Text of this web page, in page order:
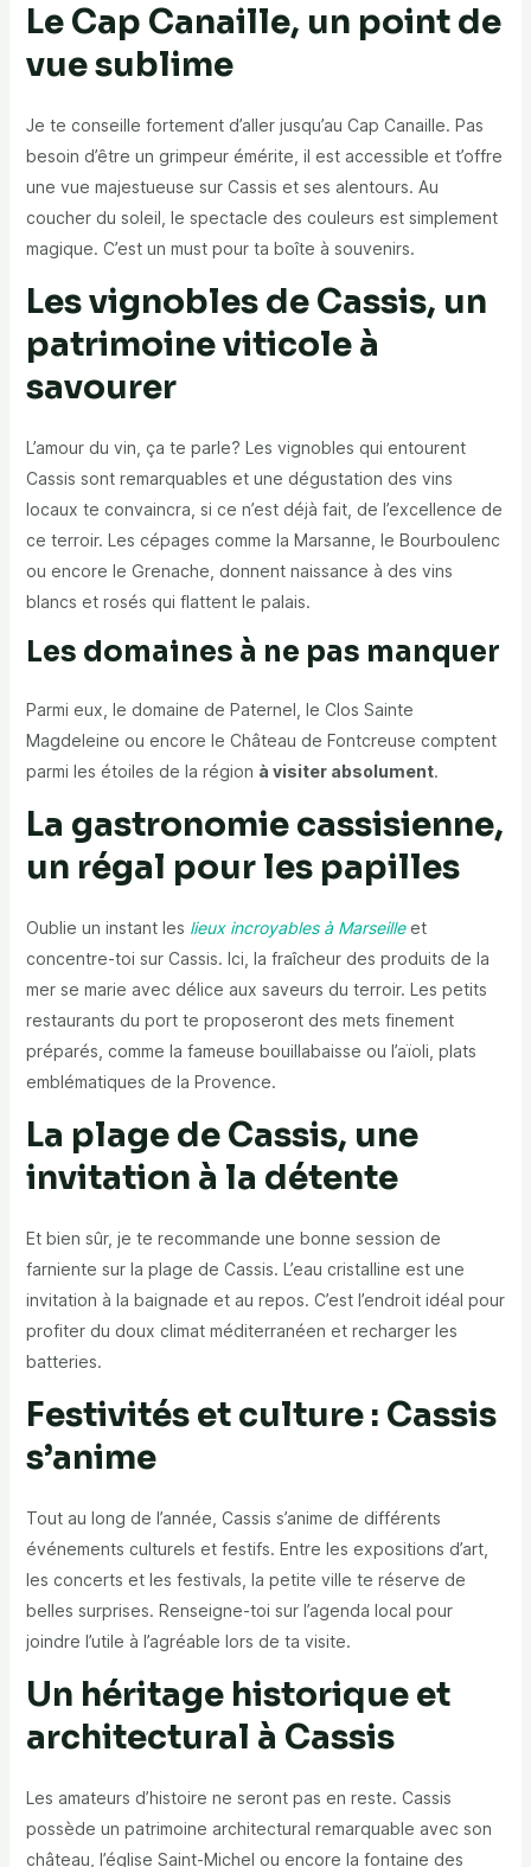
Le Cap Canaille, un point de
vue sublime
Je te conseille fortement d’aller jusqu’au Cap Canaille. Pas
besoin d’être un grimpeur émérite, il est accessible et t’offre
une vue majestueuse sur Cassis et ses alentours. Au
coucher du soleil, le spectacle des couleurs est simplement
magique. C’est un must pour ta boîte à souvenirs.
Les vignobles de Cassis, un
patrimoine viticole à
savourer
L’amour du vin, ça te parle? Les vignobles qui entourent
Cassis sont remarquables et une dégustation des vins
locaux te convaincra, si ce n’est déjà fait, de l’excellence de
ce terroir. Les cépages comme la Marsanne, le Bourboulenc
ou encore le Grenache, donnent naissance à des vins
blancs et rosés qui flattent le palais.
Les domaines à ne pas manquer
Parmi eux, le domaine de Paternel, le Clos Sainte
Magdeleine ou encore le Château de Fontcreuse comptent
parmi les étoiles de la région à visiter absolument.
La gastronomie cassisienne,
un régal pour les papilles
Oublie un instant les lieux incroyables à Marseilleet
concentre-toi sur Cassis. Ici, la fraîcheur des produits de la
mer se marie avec délice aux saveurs du terroir. Les petits
restaurants du port te proposeront des mets finement
préparés, comme la fameuse bouillabaisse ou l’aïoli, plats
emblématiques de la Provence.
La plage de Cassis, une
invitation à la détente
Et bien sûr, je te recommande une bonne session de
farniente sur la plage de Cassis. L’eau cristalline est une
invitation à la baignade et au repos. C’est l’endroit idéal pour
profiter du doux climat méditerranéen et recharger les
batteries.
Festivités et culture : Cassis
s’anime
Tout au long de l’année, Cassis s’anime de différents
événements culturels et festifs. Entre les expositions d’art,
les concerts et les festivals, la petite ville te réserve de
belles surprises. Renseigne-toi sur l’agenda local pour
joindre l’utile à l’agréable lors de ta visite.
Un héritage historique et
architectural à Cassis
Les amateurs d’histoire ne seront pas en reste. Cassis
possède un patrimoine architectural remarquable avec son
château, l’église Saint-Michel ou encore la fontaine des